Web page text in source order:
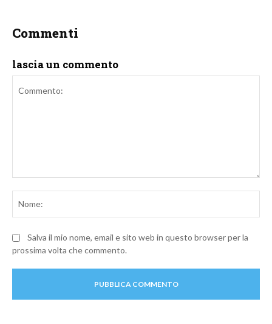
Commenti
lascia un commento
Salva il mio nome, email e sito web in questo browser per la
prossima volta che commento.